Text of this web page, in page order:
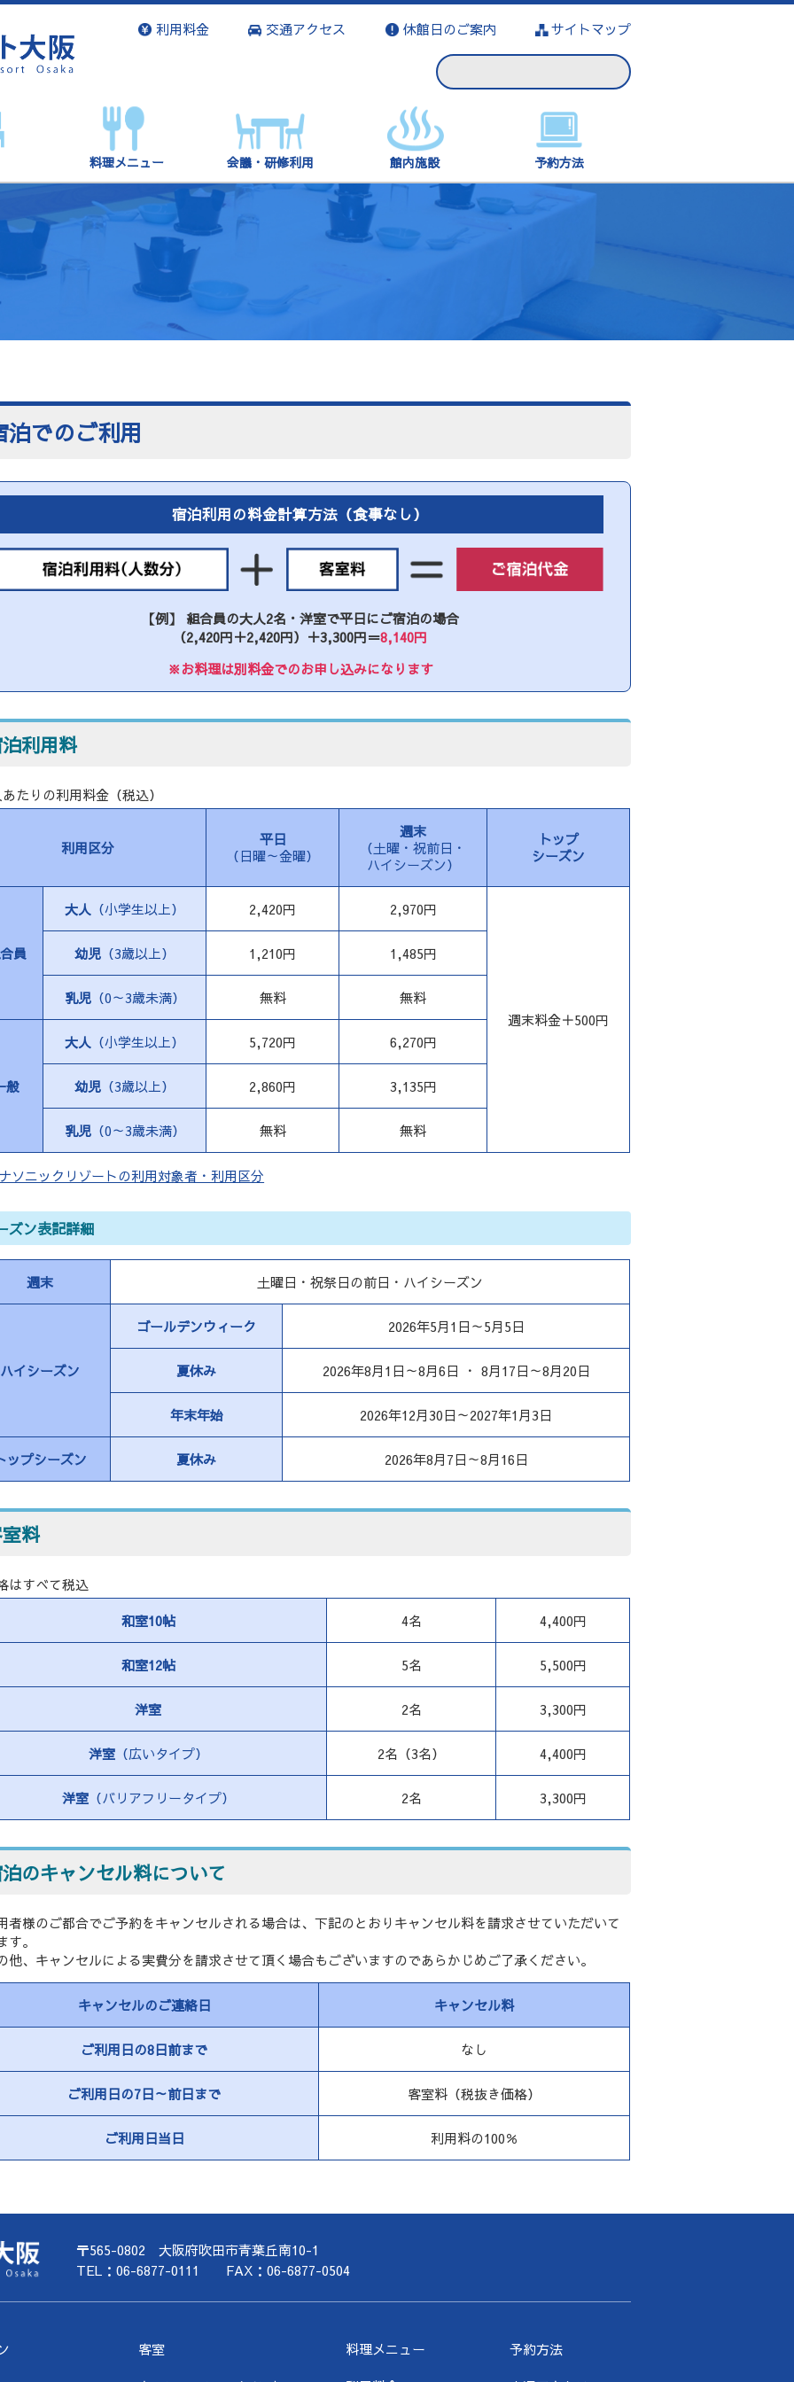
利用料金 交通アクセス 休館日のご案内 サイトマップ
料理メニュー 会議・研修利用 館内施設 予約方法
泊でのご利用
宿泊利用の料金計算方法 （食事なし）
【例】 組合員の大人2名・洋室で平日にご宿泊の場合
（2,420円＋2,420円）＋3,300円＝8,140円
※お料理は別料金でのお申し込みになります
利用料
たりの利用料金（税込）
利用区分
平日
（日曜～金曜）
週末
（土曜・祝前日・
ハイシーズン）
トップ
シーズン
員
大人 （小学生以上） 2,420円 2,970円
週末料金＋500円
幼児 （3歳以上） 1,210円 1,485円
乳児（0～3歳未満） 無料 無料
般
大人 （小学生以上） 5,720円 6,270円
幼児 （3歳以上） 2,860円 3,135円
乳児（0～3歳未満） 無料 無料
ソニックリゾートの利用対象者・利用区分
ズン表記詳細
週末 土曜日・祝祭日の前日・ハイシーズン
ハイシーズン
ゴールデンウィーク 2026年5月1日～5月5日
夏休み 2026年8月1日～8月6日 ・ 8月17日～8月20日
年末年始 2026年12月30日～2027年1月3日
ップシーズン 夏休み 2026年8月7日～8月16日
料
はすべて税込
和室10帖
4名 4,400円
和室12帖 5名 5,500円
洋室 2名 3,300円
洋室（広いタイプ） 2名 （3名） 4,400円
洋室（バリアフリータイプ） 2名 3,300円
のキャンセル料について
者様のご都合でご予約をキャンセルされる場合は、下記のとおりキャンセル料を請求させていただいて
す。
、キャンセルによる実費分を請求させて頂く場合もございますのであらかじめご了承ください。
キャンセルのご連絡日 キャンセル料
ご利用日の8日前まで なし
ご利用日の7日～前日まで 客室料 （税抜き価格）
ご利用日当日 利用料の100％
〒565-0802 大阪府吹田市青葉丘南10-1
TEL：06-6877-0111 FAX：06-6877-0504
客室 料理メニュー
予約方法